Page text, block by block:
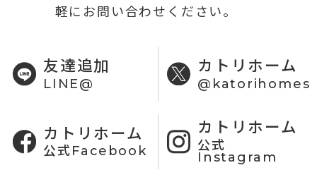
軽にお問い合わせください。
友達追加
LINE@
カトリホーム
@katorihomes
カトリホーム
公式Facebook
カトリホーム
公式
Instagram